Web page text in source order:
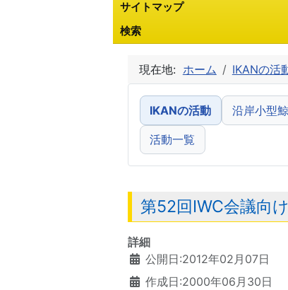
サイトマップ
検索
現在地: ホーム IKANの活
IKANの活動 沿岸小型
活動一覧
第52回IWC会議向
詳細
公開日:2012年02月07日
作成日:2000年06月30日